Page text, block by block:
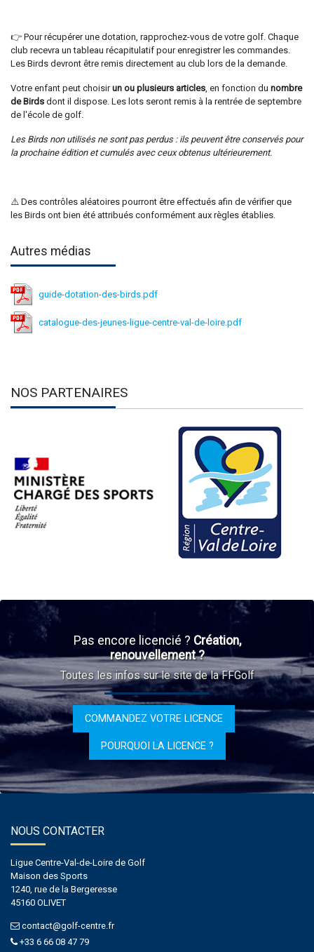
👉 Pour récupérer une dotation, rapprochez-vous de votre golf. Chaque
club recevra un tableau récapitulatif pour enregistrer les commandes.
Les Birds devront être remis directement au club lors de la demande.
Votre enfant peut choisirun ou plusieurs articles , en fonction du nombre
de Birds dont il dispose. Les lots seront remis à la rentrée de septembre
de l'école de golf.
Les Birds non utilisés ne sont pas perdus : ils peuvent être conservés pour
la prochaine édition et cumulés avec ceux obtenus ultérieurement.
⚠️ Des contrôles aléatoires pourront être effectués afin de vérifier que
les Birds ont bien été attribués conformément aux règles établies.
Autres médias
guide-dotation-des-birds.pdf
catalogue-des-jeunes-ligue-centre-val-de-loire.pdf
NOS PARTENAIRES
Pas encore licencié ? Création,
renouvellement ?
Toutes les infos sur le site de la FFGolf
COMMANDEZ VOTRE LICENCE
POURQUOI LA LICENCE ?
NOUS CONTACTER
Ligue Centre-Val-de-Loire de Golf
Maison des Sports
1240, rue de la Bergeresse
45160 OLIVET
contact@golf-centre.fr
+33 6 66 08 47 79